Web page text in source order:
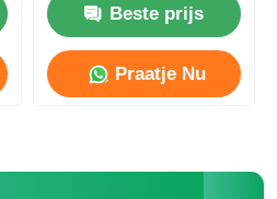
Beste prijs
Praatje Nu